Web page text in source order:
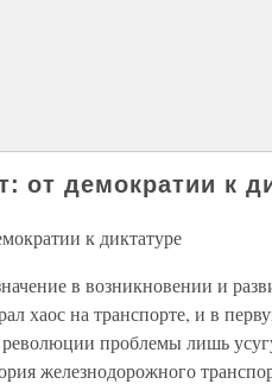
от демократии к
к диктатуре
в возникновении и
хаос на транспорте, и в
проблемы лишь
железнодорожного